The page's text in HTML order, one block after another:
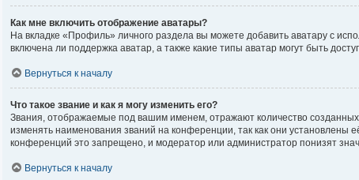
Как мне включить отображение аватары?
На вкладке «Профиль» личного раздела вы можете добавить аватару с
включена ли поддержка аватар, а также какие типы аватар могут быть
Вернуться к началу
Что такое звание и как я могу изменить его?
Звания, отображаемые под вашим именем, отражают количество
изменять наименования званий на конференции, так как они
конференций это запрещено, и модератор или администратор понизят
Вернуться к началу